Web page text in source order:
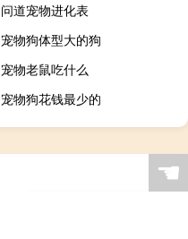
问道宠物进化表
宠物狗体型大的狗
宠物老鼠吃什么
宠物狗花钱最少的
☚